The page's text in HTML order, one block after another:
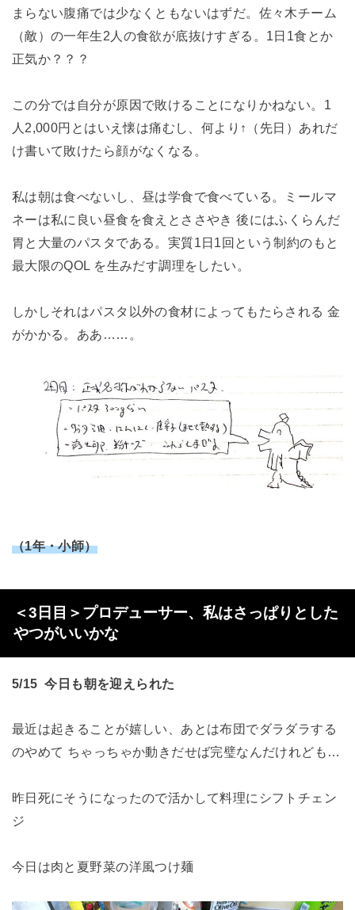
まらない腹痛では少なくともないはずだ。 佐々木チーム
（敵）の一年生2人の食欲が底抜けすぎる。1日1食とか
正気か？？？
この分では自分が原因で敗けることになりかねない。1
人2,000円とはいえ懐は痛むし、何より↑（先日）あれだ
け書いて敗けたら顔がなくなる。
私は朝は食べないし、昼は学食で食べている。ミールマ
ネーは私に良い昼食を食えとささやき 後にはふくらんだ
胃と大量のパスタである。実質1日1回という制約のもと
最大限のQOL を生みだす調理をしたい。
しかしそれはパスタ以外の食材によってもたらされる 金
がかかる。ああ……。
（1年・小師）
＜3日目＞プロデューサー、私はさっぱりとした
やつがいいかな
5/15 今日も朝を迎えられた
最近は起きることが嬉しい、あとは布団でダラダラする
のやめて ちゃっちゃか動きだせば完璧なんだけれども…
昨日死にそうになったので活かして料理にシフトチェン
ジ
今日は肉と夏野菜の洋風つけ麺